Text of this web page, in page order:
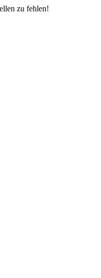
zu fehlen!